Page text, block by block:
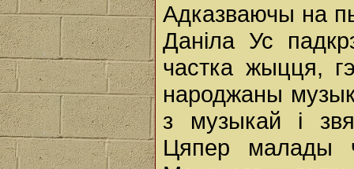
Адказваючы на
Даніла Ус
частка жыцця,
народжаны
з музыкай і
Цяпер малады